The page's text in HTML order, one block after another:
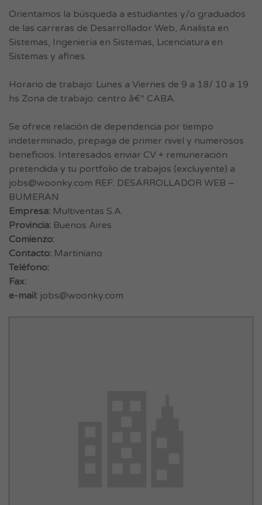
Orientamos la búsqueda a estudiantes y/o graduados
de las carreras de Desarrollador Web, Analista en
Sistemas, Ingeniería en Sistemas, Licenciatura en
Sistemas y afines.
Horario de trabajo: Lunes a Viernes de 9 a 18/ 10 a 19
hs Zona de trabajo: centro â€“ CABA.
Se ofrece relación de dependencia por tiempo
indeterminado, prepaga de primer nivel y numerosos
beneficios. Interesados enviar CV + remuneración
pretendida y tu portfolio de trabajos (excluyente) a
jobs@woonky.com REF: DESARROLLADOR WEB –
BUMERAN
Empresa: Multiventas S.A.
Provincia: Buenos Aires
Comienzo:
Contacto: Martiniano
Teléfono:
Fax:
e-mail: jobs@woonky.com